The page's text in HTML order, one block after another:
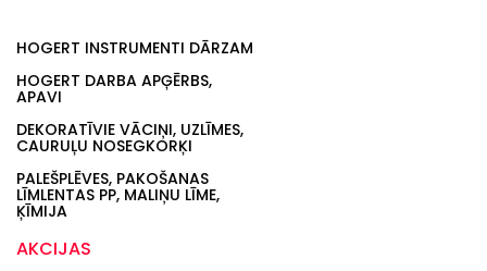
HOGERT INSTRUMENTI DĀRZAM
HOGERT DARBA APĢĒRBS,
APAVI
DEKORATĪVIE VĀCIŅI, UZLĪMES,
CAURUĻU NOSEGKORĶI
PALEŠPLĒVES, PAKOŠANAS
LĪMLENTAS PP, MALIŅU LĪME,
ĶĪMIJA
AKCIJAS